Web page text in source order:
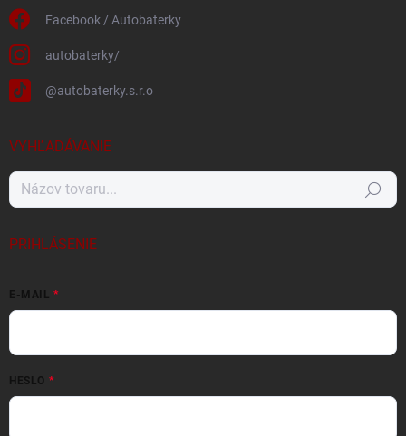
Facebook / Autobaterky
autobaterky/
@autobaterky.s.r.o
VYHĽADÁVANIE
Hľadať
PRIHLÁSENIE
E-MAIL
HESLO